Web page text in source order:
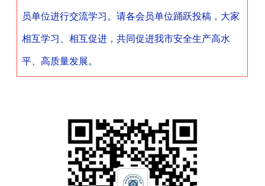
员单位进行交流学习。请各会员单位踊跃投稿，大家
相互学习、相互促进，共同促进我市安全生产高水
平、高质量发展。